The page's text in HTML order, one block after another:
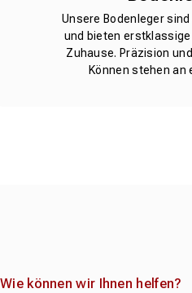
Unsere Bodenleger
und bieten
Zuhause. Präzision
Können stehen an
Wie können wir Ihnen helfen?